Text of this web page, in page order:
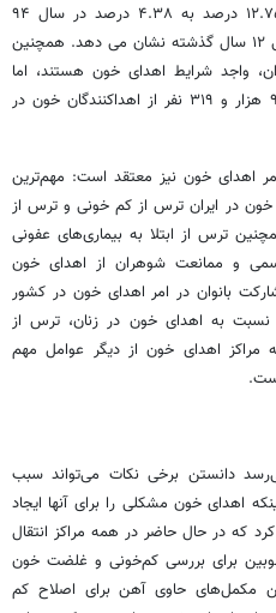
بانوان در کشور ما در سال ۱۳۸۲ از ۱۲.۷۵ درصد به ۴.۳۸ درصد در سال ۹۴
رسیده است که کاهش چشمگیری را طی ۱۲ سال گذشته نشان می دهد. همچنین
نفر از بانوان، واجد شرایط اهدای خون هستند، اما
آمارها نشان می‌دهد در سال ۹۴ تنها ۹۱ هزار و ۳۱۹ نفر از اهداکنندگان خون در
اهدای خون نیز معتقد است: مهم‌ترین
در ایران ترس از کم خونی و ترس از
ترس از ابتلا به بیماری‌های عفونی
و ممانعت شوهران از اهدای خون
بانوان در امر اهدای خون در کشور
به اهدای خون در زنان، ترس از
اهدای خون از دیگر عوامل مهم
دانستن برخی نکات می‌تواند سبب
اهدای خون مشکلی را برای آنها ایجاد
که در حال حاضر در همه مراکز انتقال
برای بررسی کم‌خونی و غلضت خون
مکمل‌های حاوی آهن برای اصلاح کم